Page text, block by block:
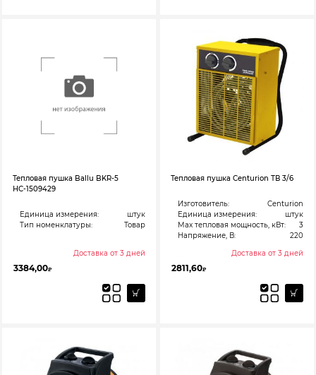
Тепловая пушка Ballu BKR-5
НС-1509429
Единица измерения:
штук
Тип номенклатуры:
Товар
Доставка от 3 дней
3384,00₽
Тепловая пушка Centurion ТВ 3/6
Изготовитель:
Centurion
Единица измерения:
штук
Max тепловая мощность, кВт:
3
Напряжение, В:
220
Доставка от 3 дней
2811,60₽